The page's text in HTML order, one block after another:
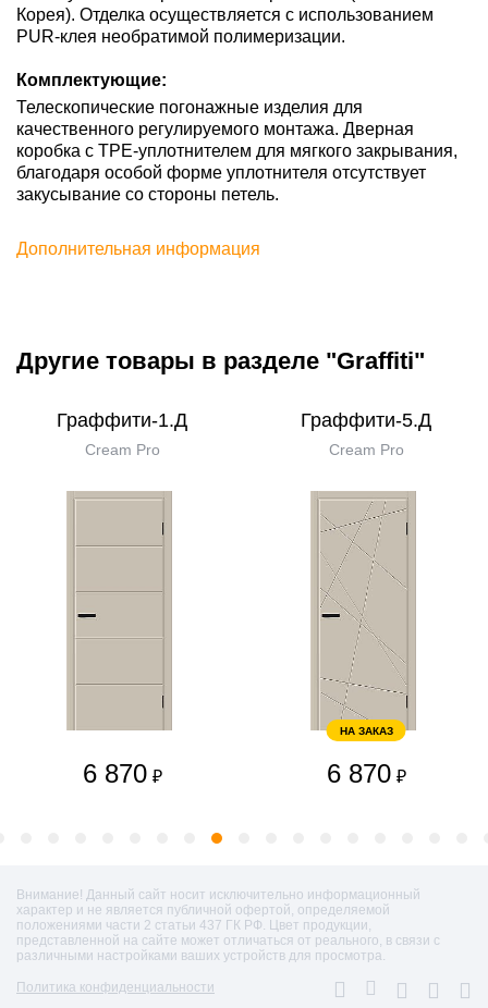
Корея). Отделка осуществляется с использованием
PUR-клея необратимой полимеризации.
Комплектующие:
Телескопические погонажные изделия для
качественного регулируемого монтажа. Дверная
коробка с TPE-уплотнителем для мягкого закрывания,
благодаря особой форме уплотнителя отсутствует
закусывание со стороны петель.
Дополнительная информация
Другие товары в разделе "Graffiti"
Граффити-1.Д
Cream Pro
6 870 ₽
Граффити-5.Д
Cream Pro
НА ЗАКАЗ
6 870 ₽
Внимание! Данный сайт носит исключительно информационный
характер и не является публичной офертой, определяемой
положениями части 2 статьи 437 ГК РФ. Цвет продукции,
представленной на сайте может отличаться от реального, в связи с
различными настройками ваших устройств для просмотра.
Политика конфиденциальности